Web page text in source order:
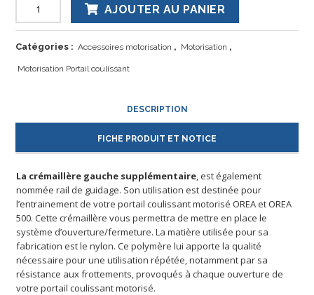
AJOUTER AU PANIER
Catégories : Accessoires motorisation , Motorisation ,
Motorisation Portail coulissant
DESCRIPTION
FICHE PRODUIT ET NOTICE
La crémaillère gauche supplémentaire, est également
nommée rail de guidage. Son utilisation est destinée pour
l’entrainement de votre portail coulissant motorisé OREA et OREA
500. Cette crémaillère vous permettra de mettre en place le
système d’ouverture/fermeture. La matière utilisée pour sa
fabrication est le nylon. Ce polymère lui apporte la qualité
nécessaire pour une utilisation répétée, notamment par sa
résistance aux frottements, provoqués à chaque ouverture de
votre portail coulissant motorisé.